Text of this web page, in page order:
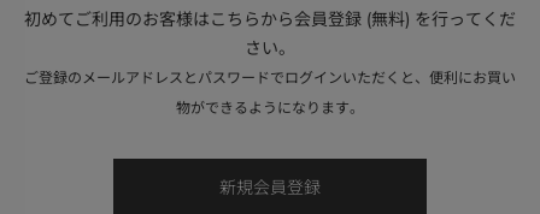
初めてご利用のお客様はこちらから会員登録 (無料) を行ってくだ
さい。
ご登録のメールアドレスとパスワードでログインいただくと、便利にお買い
物ができるようになります。